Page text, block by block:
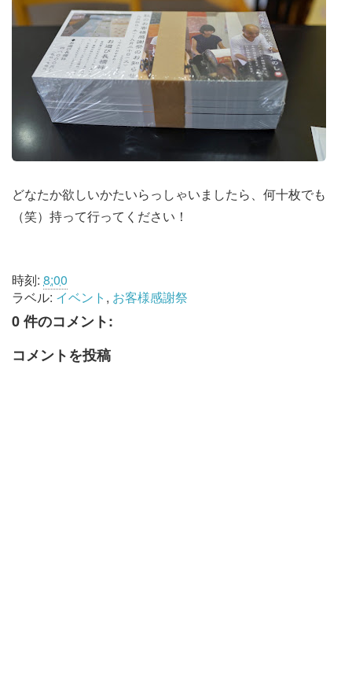
どなたか欲しいかたいらっしゃいましたら、何十枚でも
（笑）持って行ってください！
時刻: 8:00
ラベル: イベント , お客様感謝祭
0 件のコメント:
コメントを投稿